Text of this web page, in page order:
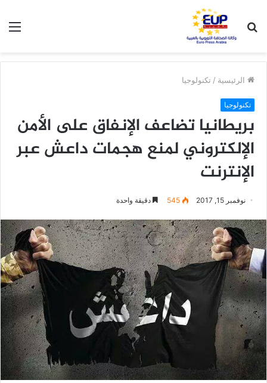
عن
الرئيسية / تكنولوجيا
تكنولوجيا
بريطانيا تضاعف الإنفاق على الأمن
الإلكتروني لمنع هجمات داعش عبر
الإنترنت
نوفمبر 15, 2017 545 دقيقة واحدة